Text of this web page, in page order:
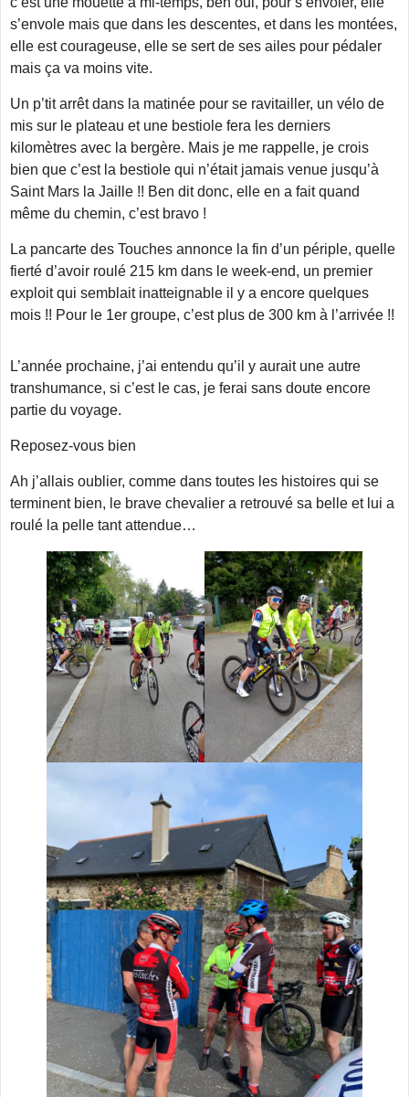
s’envole mais que dans les descentes, et dans les montées,
elle est courageuse, elle se sert de ses ailes pour pédaler
mais ça va moins vite.
Un p’tit arrêt dans la matinée pour se ravitailler, un vélo de
mis sur le plateau et une bestiole fera les derniers
kilomètres avec la bergère. Mais je me rappelle, je crois
bien que c’est la bestiole qui n’était jamais venue jusqu’à
Saint Mars la Jaille !! Ben dit donc, elle en a fait quand
même du chemin, c’est bravo !
La pancarte des Touches annonce la fin d’un périple, quelle
fierté d’avoir roulé 215 km dans le week-end, un premier
exploit qui semblait inatteignable il y a encore quelques
mois !! Pour le 1er groupe, c’est plus de 300 km à l’arrivée !!
L’année prochaine, j’ai entendu qu’il y aurait une autre
transhumance, si c’est le cas, je ferai sans doute encore
partie du voyage.
Reposez-vous bien
Ah j’allais oublier, comme dans toutes les histoires qui se
terminent bien, le brave chevalier a retrouvé sa belle et lui a
roulé la pelle tant attendue…